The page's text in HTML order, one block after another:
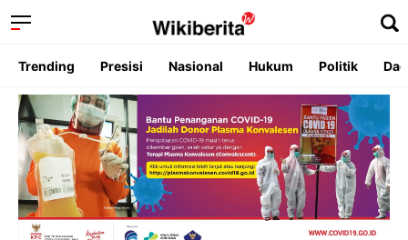
Trending Presisi Nasional Hukum Politik